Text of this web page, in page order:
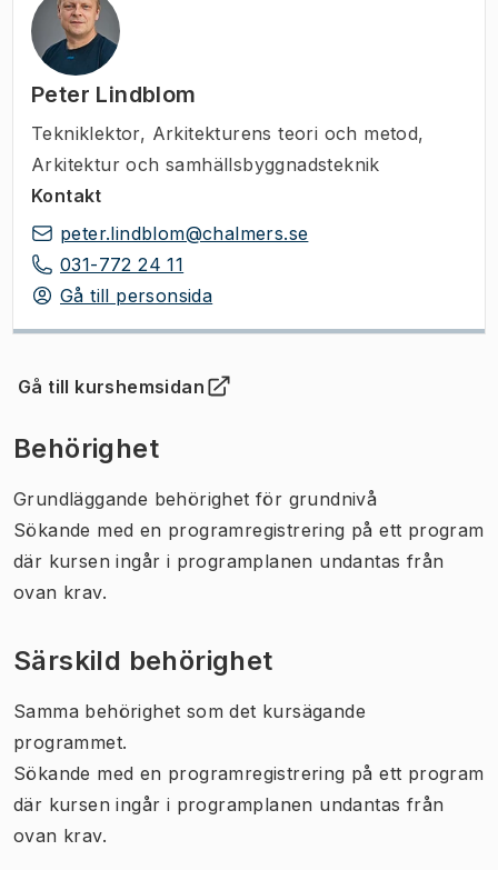
Peter Lindblom
Tekniklektor, Arkitekturens teori och metod,
Arkitektur och samhällsbyggnadsteknik
Kontakt
peter.lindblom@chalmers.se
031-772 24 11
Gå till personsida
Gå till kurshemsidan
(Öppnas i ny flik)
Behörighet
Grundläggande behörighet för grundnivå
Sökande med en programregistrering på ett program
där kursen ingår i programplanen undantas från
ovan krav.
Särskild behörighet
Samma behörighet som det kursägande
programmet.
Sökande med en programregistrering på ett program
där kursen ingår i programplanen undantas från
ovan krav.